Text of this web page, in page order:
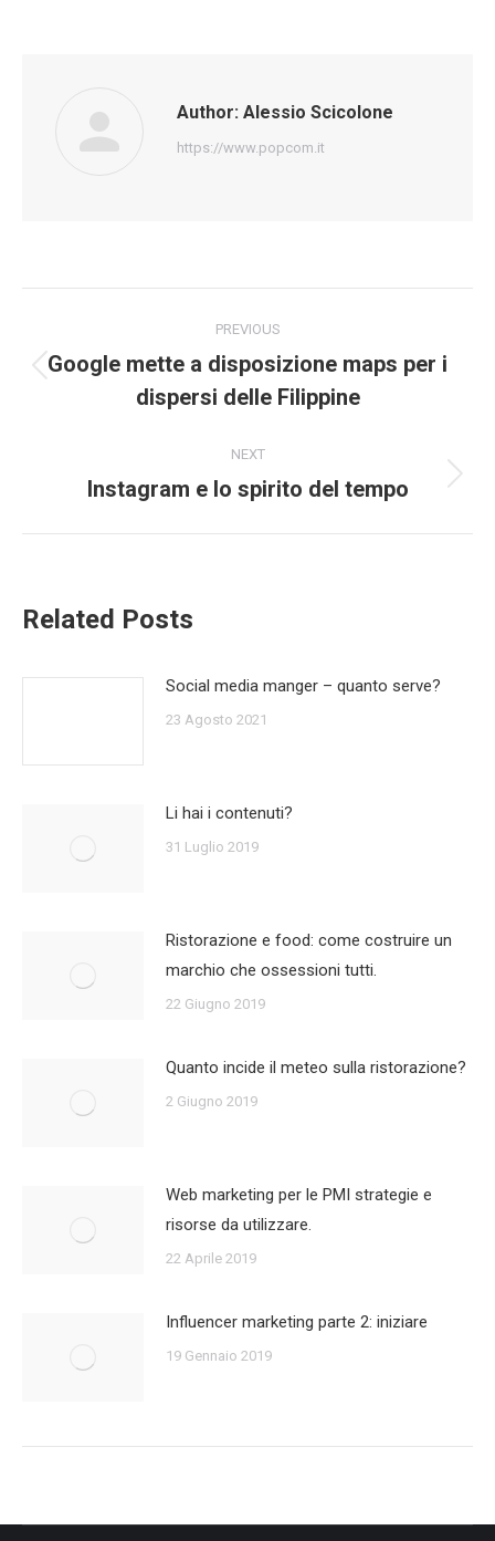
Author: Alessio Scicolone
https://www.popcom.it
navigation
PREVIOUS
post:
Google mette a disposizione maps per i
dispersi delle Filippine
NEXT
Next
Instagram e lo spirito del tempo
Related Posts
Social media manger – quanto serve?
23 Agosto 2021
Li hai i contenuti?
31 Luglio 2019
Ristorazione e food: come costruire un
marchio che ossessioni tutti.
22 Giugno 2019
Quanto incide il meteo sulla ristorazione?
2 Giugno 2019
Web marketing per le PMI strategie e
risorse da utilizzare.
22 Aprile 2019
Influencer marketing parte 2: iniziare
19 Gennaio 2019